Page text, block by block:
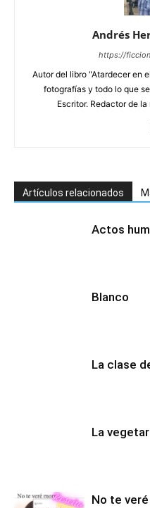
Andrés
https://
Autor del libro "Atardecer en
fotografías y todo lo que
Escritor. Redactor de
Artículos relacionados
Actos
Blanco
La clase
La
No te